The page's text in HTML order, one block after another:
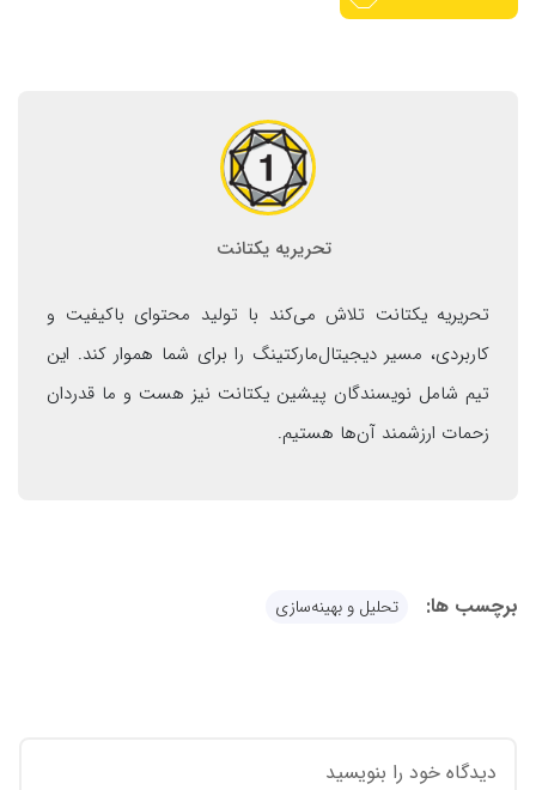
تحریریه یکتانت
تحریریه یکتانت تلاش می‌کند با تولید محتوای باکیفیت و
کاربردی، مسیر دیجیتال‌مارکتینگ را برای شما هموار کند. این
تیم شامل نویسندگان پیشین یکتانت نیز هست و ما قدردان
زحمات ارزشمند آن‌ها هستیم.
برچسب ها: تحلیل و بهینه‌سازی